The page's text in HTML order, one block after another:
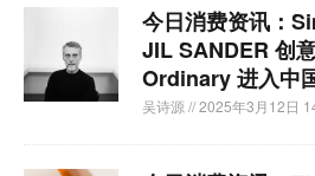
今日消费资讯：
JIL SANDER 创
Ordinary 进入中
吴诗源 // 2025年3月12日